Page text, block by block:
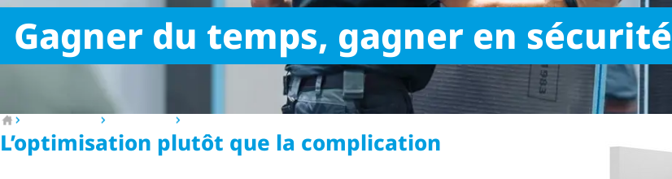
Gagner du temps, gagner en sécurité
Vers la page d'accueil
L’optimisation plutôt que la complication